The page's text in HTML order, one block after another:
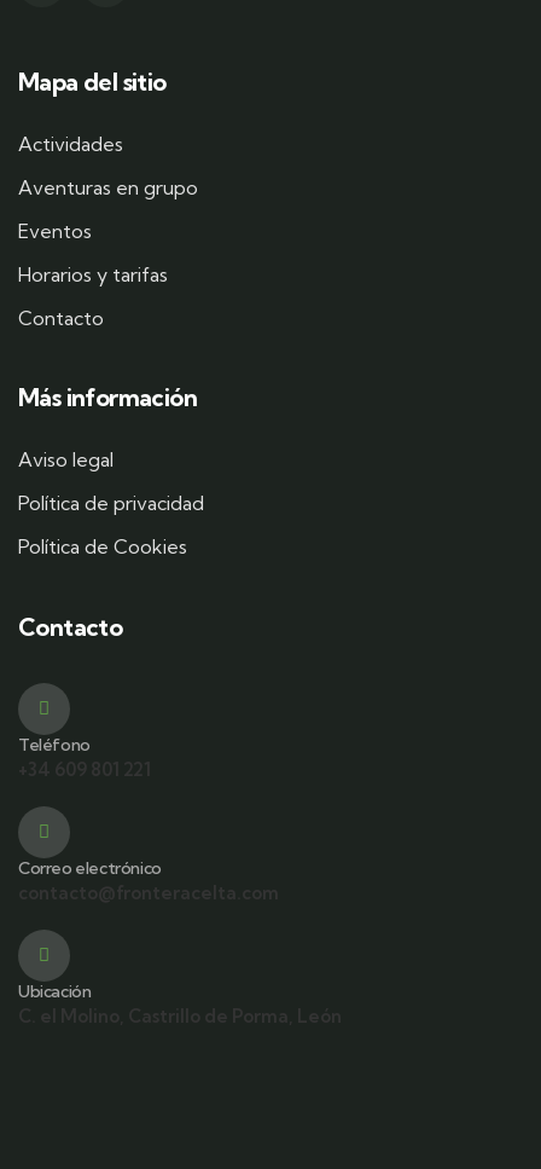
Mapa del sitio
Actividades
Aventuras en grupo
Eventos
Horarios y tarifas
Contacto
Más información
Aviso legal
Política de privacidad
Política de Cookies
Contacto
Teléfono
Correo electrónico
Ubicación